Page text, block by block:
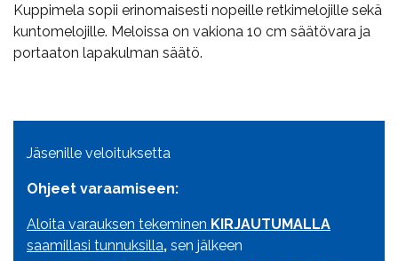
Kuppimela sopii erinomaisesti nopeille retkimelojille sekä
kuntomelojille. Meloissa on vakiona 10 cm säätövara ja
portaaton lapakulman säätö.
Jäsenille veloituksetta
Ohjeet varaamiseen:
Aloita varauksen tekeminen KIRJAUTUMALLA
saamillasi tunnuksilla, sen jälkeen